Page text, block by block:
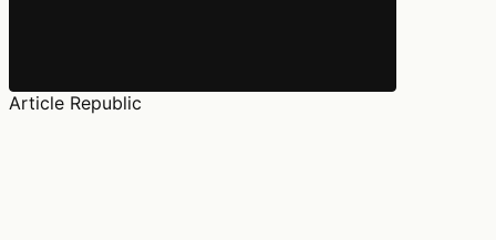
Article Republic